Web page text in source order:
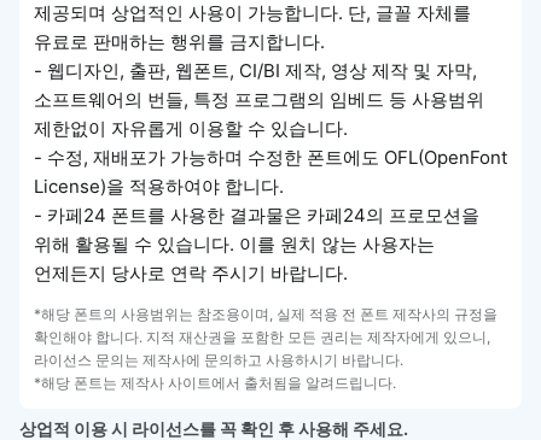
제공되며 상업적인 사용이 가능합니다. 단, 글꼴 자체를
유료로 판매하는 행위를 금지합니다.
- 웹디자인, 출판, 웹폰트, CI/BI 제작, 영상 제작 및 자막,
소프트웨어의 번들, 특정 프로그램의 임베드 등 사용범위
제한없이 자유롭게 이용할 수 있습니다.
- 수정, 재배포가 가능하며 수정한 폰트에도 OFL(OpenFont
License)을 적용하여야 합니다.
- 카페24 폰트를 사용한 결과물은 카페24의 프로모션을
위해 활용될 수 있습니다. 이를 원치 않는 사용자는
언제든지 당사로 연락 주시기 바랍니다.
*해당 폰트의 사용범위는 참조용이며, 실제 적용 전 폰트 제작사의 규정을
확인해야 합니다. 지적 재산권을 포함한 모든 권리는 제작자에게 있으니,
라이선스 문의는 제작사에 문의하고 사용하시기 바랍니다.
*해당 폰트는 제작사 사이트에서 출처됨을 알려드립니다.
상업적 이용 시 라이선스를 꼭 확인 후 사용해 주세요.